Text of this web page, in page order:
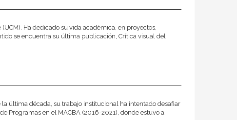
Ha dedicado su vida académica, en proyectos,
se encuentra su última publicación, Crítica visual del
última década, su trabajo institucional ha intentado desafiar
Programas en el MACBA (2016-2021), donde estuvo a